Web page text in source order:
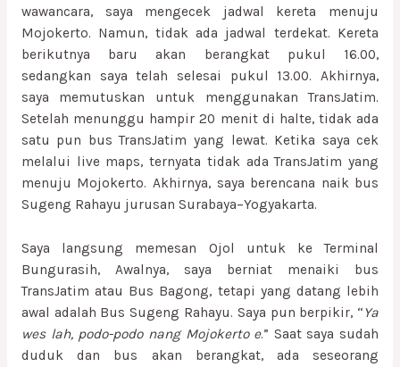
wawancara, saya mengecek jadwal kereta menuju
Mojokerto. Namun, tidak ada jadwal terdekat. Kereta
berikutnya baru akan berangkat pukul 16.00,
sedangkan saya telah selesai pukul 13.00. Akhirnya,
saya memutuskan untuk menggunakan TransJatim.
Setelah menunggu hampir 20 menit di halte, tidak ada
satu pun bus TransJatim yang lewat. Ketika saya cek
melalui live maps, ternyata tidak ada TransJatim yang
menuju Mojokerto. Akhirnya, saya berencana naik bus
Sugeng Rahayu jurusan Surabaya–Yogyakarta.
Saya langsung memesan Ojol untuk ke Terminal
Bungurasih, Awalnya, saya berniat menaiki bus
TransJatim atau Bus Bagong, tetapi yang datang lebih
awal adalah Bus Sugeng Rahayu. Saya pun berpikir, “Ya
wes lah, podo-podo nang Mojokerto e.” Saat saya sudah
duduk dan bus akan berangkat, ada seseorang